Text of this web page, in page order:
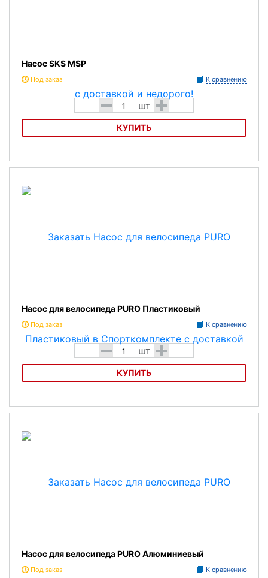
Насос SKS MSP
Под заказ К сравнению
- шт +
КУПИТЬ
Насос SKS MSP
Насос для велосипеда PURO Пластиковый
Под заказ К сравнению
- шт +
КУПИТЬ
Насос для велосипеда PURO Пластиковый
Насос для велосипеда PURO Алюминиевый
Под заказ К сравнению